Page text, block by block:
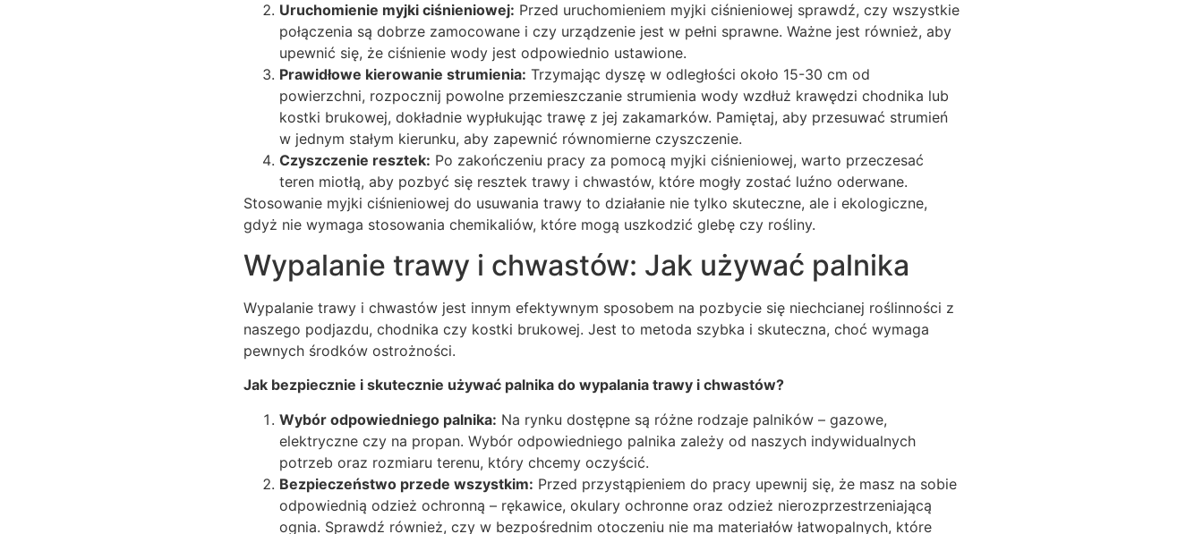
Uruchomienie myjki ciśnieniowej: Przed uruchomieniem myjki ciśnieniowej sprawdź, czy wszystkie
połączenia są dobrze zamocowane i czy urządzenie jest w pełni sprawne. Ważne jest również, aby
upewnić się, że ciśnienie wody jest odpowiednio ustawione.
Prawidłowe kierowanie strumienia: Trzymając dyszę w odległości około 15-30 cm od
powierzchni, rozpocznij powolne przemieszczanie strumienia wody wzdłuż krawędzi chodnika lub
kostki brukowej, dokładnie wypłukując trawę z jej zakamarków. Pamiętaj, aby przesuwać strumień
w jednym stałym kierunku, aby zapewnić równomierne czyszczenie.
Czyszczenie resztek: Po zakończeniu pracy za pomocą myjki ciśnieniowej, warto przeczesać
teren miotłą, aby pozbyć się resztek trawy i chwastów, które mogły zostać luźno oderwane.
Stosowanie myjki ciśnieniowej do usuwania trawy to działanie nie tylko skuteczne, ale i ekologiczne,
gdyż nie wymaga stosowania chemikaliów, które mogą uszkodzić glebę czy rośliny.
Wypalanie trawy i chwastów: Jak używać palnika
Wypalanie trawy i chwastów jest innym efektywnym sposobem na pozbycie się niechcianej roślinności z
naszego podjazdu, chodnika czy kostki brukowej. Jest to metoda szybka i skuteczna, choć wymaga
pewnych środków ostrożności.
Jak bezpiecznie i skutecznie używać palnika do wypalania trawy i chwastów?
Wybór odpowiedniego palnika: Na rynku dostępne są różne rodzaje palników – gazowe,
elektryczne czy na propan. Wybór odpowiedniego palnika zależy od naszych indywidualnych
potrzeb oraz rozmiaru terenu, który chcemy oczyścić.
Bezpieczeństwo przede wszystkim: Przed przystąpieniem do pracy upewnij się, że masz na sobie
odpowiednią odzież ochronną – rękawice, okulary ochronne oraz odzież nierozprzestrzeniającą
ognia. Sprawdź również, czy w bezpośrednim otoczeniu nie ma materiałów łatwopalnych, które